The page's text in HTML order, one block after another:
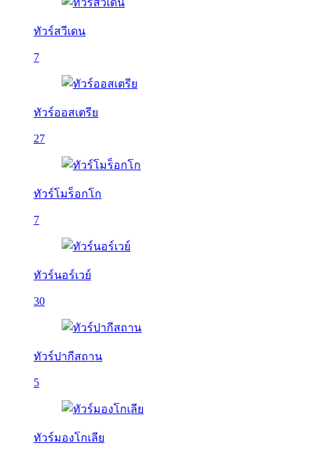
ทัวร์สวีเดน
7
ทัวร์ออสเตรีย
27
ทัวร์โมร็อกโก
7
ทัวร์นอร์เวย์
30
ทัวร์ปากีสถาน
5
ทัวร์มองโกเลีย